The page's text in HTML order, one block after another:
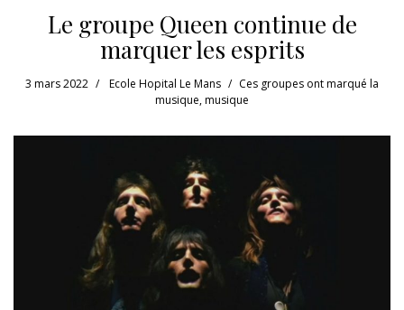
Le groupe Queen continue de
marquer les esprits
3 mars 2022 Ecole Hopital Le Mans
Ces groupes ont marqué la
musique,musique